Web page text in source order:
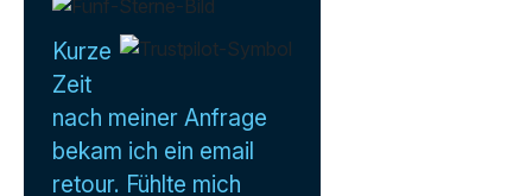
Kurze
Zeit
nach meiner Anfrage
bekam ich ein email
retour. Fühlte mich